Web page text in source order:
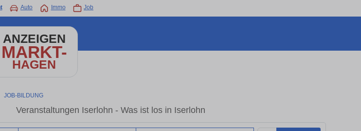
Auto Immo Job
ANZEIGEN
MARKT-
HAGEN
JOB-BILDUNG
Veranstaltungen Iserlohn - Was ist los in Iserlohn